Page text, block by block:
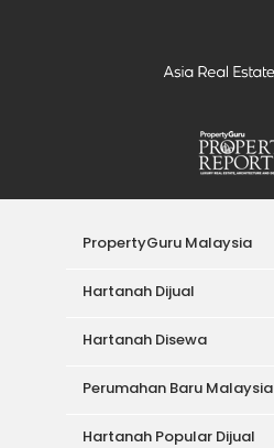
PropertyGuru Malaysia
Hartanah Dijual
Hartanah Disewa
Perumahan Baru Malaysia
Hartanah Popular Dijual